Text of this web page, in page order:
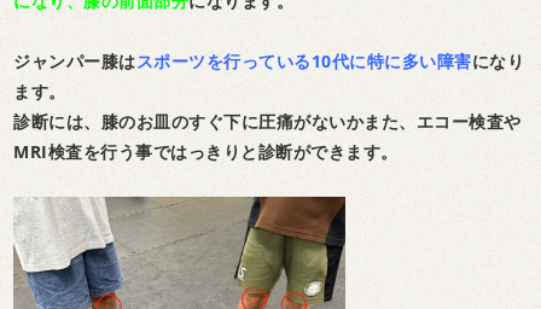
ジャンパー膝はスポーツを行っている10代に特に多い障害になり
ます。
診断には、膝のお皿のすぐ下に圧痛がないかまた、エコー検査や
MRI検査を行う事ではっきりと診断ができます。